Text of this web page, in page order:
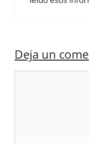
Deja un